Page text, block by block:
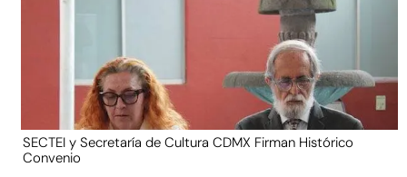
SECTEI y Secretaría de Cultura CDMX Firman Histórico
Convenio